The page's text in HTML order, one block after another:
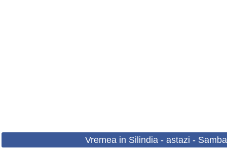
Vremea in Silindia - astazi -